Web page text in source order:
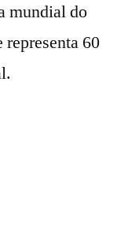
mundial do
representa 60